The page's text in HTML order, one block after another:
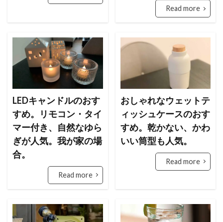
Read more
LEDキャンドルのおす
すめ。リモコン・タイ
マー付き、自然なゆら
ぎが人気。我が家の場
合。
Read more
おしゃれなウェットテ
ィッシュケースのおす
すめ。乾かない、かわ
いい筒型も人気。
Read more